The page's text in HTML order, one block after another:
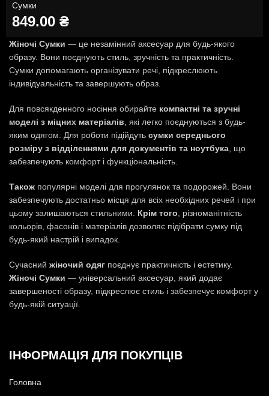
Сумки
849.00 ₴
Жіночі Сумки — це незамінний аксесуар для будь-якого
образу. Вони поєднують стиль, зручність та практичність.
Сумки допомагають організувати речі, підкреслюють
індивідуальність та завершують образ.
Для повсякденного носіння обирайте компактні та зручні
моделі з міцних матеріалів , які легко поєднуються з будь-
яким одягом. Для роботи підійдуть сумки середнього
розміру з відділеннями для документів та ноутбука , що
забезпечують комфорт і функціональність.
Також популярні моделі для прогулянок та подорожей. Вони
забезпечують достатньо місця для всіх необхідних речей і при
цьому залишаються стильними. Крім того , різноманітність
кольорів, фасонів і матеріалів дозволяє підібрати сумку під
будь-який настрій і випадок.
Сучасний жіночий одяг поєднує практичність і естетику.
Жіночі Сумки — універсальний аксесуар, який додає
завершеності образу, підкреслює стиль і забезпечує комфорт у
будь-якій ситуації.
ІНФОРМАЦІЯ ДЛЯ ПОКУПЦІВ
Головна